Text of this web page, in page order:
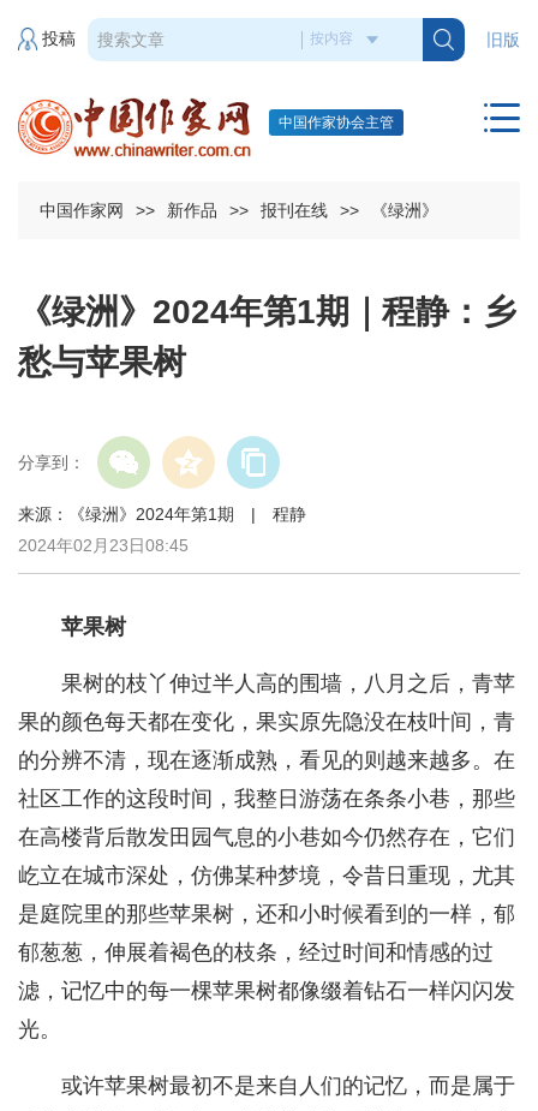
旧版
投稿
中国作家协会主管
中国作家网 >> 新作品 >> 报刊在线 >> 《绿洲》
《绿洲》2024年第1期｜程静：乡
愁与苹果树
分享到：
来源：《绿洲》2024年第1期 | 程静
2024年02月23日08:45
苹果树
果树的枝丫伸过半人高的围墙，八月之后，青苹
果的颜色每天都在变化，果实原先隐没在枝叶间，青
的分辨不清，现在逐渐成熟，看见的则越来越多。在
社区工作的这段时间，我整日游荡在条条小巷，那些
在高楼背后散发田园气息的小巷如今仍然存在，它们
屹立在城市深处，仿佛某种梦境，令昔日重现，尤其
是庭院里的那些苹果树，还和小时候看到的一样，郁
郁葱葱，伸展着褐色的枝条，经过时间和情感的过
滤，记忆中的每一棵苹果树都像缀着钻石一样闪闪发
光。
或许苹果树最初不是来自人们的记忆，而是属于